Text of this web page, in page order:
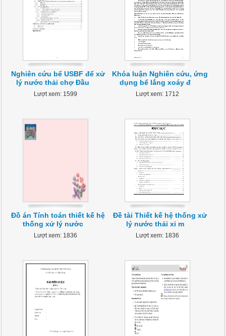
Nghiên cứu bể USBF để xử
lý nước thải chợ Đầu
Lượt xem: 1599
Khóa luận Nghiên cứu, ứng
dụng bể lắng xoáy đ
Lượt xem: 1712
Đồ án Tính toán thiết kế hệ
thống xử lý nước
Lượt xem: 1836
Đề tài Thiết kế hệ thống xử
lý nước thải xi m
Lượt xem: 1836